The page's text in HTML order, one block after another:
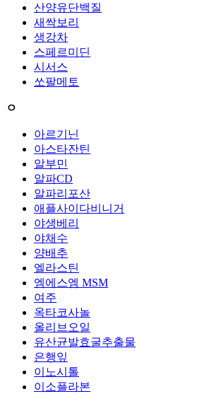
산양유단백질
새싹보리
생강차
스페르미딘
시서스
쏘팔메토
ㅇ
아르기닌
아스타잔틴
알부민
알파CD
알파리포산
애플사이다비니거
야생베리
야채수
양배추
엘라스틴
엠에스엠 MSM
여주
옥타코사놀
올리브오일
유산균발효굴추출물
은행잎
이노시톨
이소플라본